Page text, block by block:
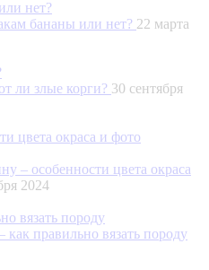
бананы или нет? 22 марта
ли злые корги? 30 сентября
– особенности цвета окраса
2024
как правильно вязать породу